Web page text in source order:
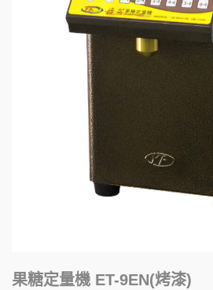
果糖定量機 ET-9EN(烤漆)